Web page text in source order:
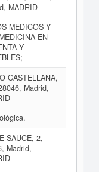
MADRID
MEDICOS Y
EN
Y
CASTELLANA,
Madrid,
SAUCE, 2,
Madrid,